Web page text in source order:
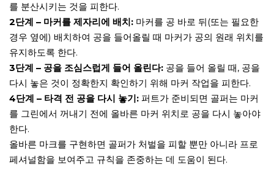
를 분산시키는 것을 피한다.
2단계 – 마커를 제자리에 배치: 마커를 공 바로 뒤(또는 필요한
경우 옆에) 배치하여 공을 들어올릴 때 마커가 공의 원래 위치를
유지하도록 한다.
3단계 – 공을 조심스럽게 들어 올린다: 공을 들어 올릴 때, 공을
다시 놓은 것이 정확한지 확인하기 위해 마커 작업을 피한다.
4단계 – 타격 전 공을 다시 놓기: 퍼트가 준비되면 골퍼는 마커
를 그린에서 꺼내기 전에 올바른 마커 위치로 공을 다시 놓아야
한다.
올바른 마크를 구현하면 골퍼가 처벌을 피할 뿐만 아니라 프로
페셔널함을 보여주고 규칙을 존중하는 데 도움이 된다.